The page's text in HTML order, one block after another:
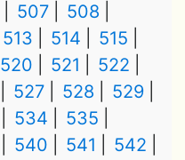
507
508
513 514
515
520 521
522
527 528
529
534
535
540 541
542